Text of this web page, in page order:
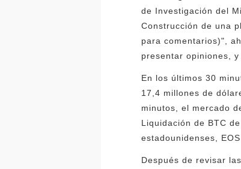
de Investigación del
Construcción de una
para comentarios)",
presentar opiniones,
En los últimos 30
17,4 millones de
minutos, el mercado
Liquidación de BTC
estadounidenses,
Después de revisar